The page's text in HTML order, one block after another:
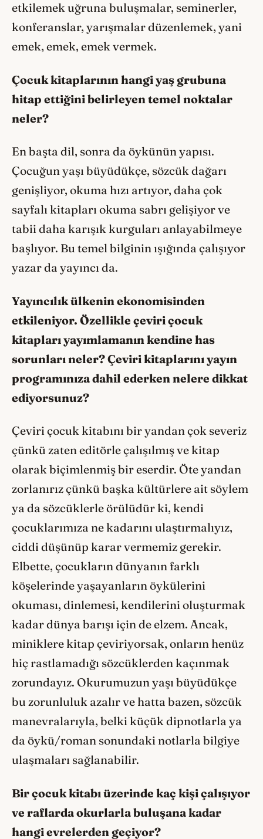
etkilemek uğruna buluşmalar, seminerler,
konferanslar, yarışmalar düzenlemek, yani
emek, emek, emek vermek.
Çocuk kitaplarının hangi yaş grubuna
hitap ettiğini belirleyen temel noktalar
neler?
En başta dil, sonra da öykünün yapısı.
Çocuğun yaşı büyüdükçe, sözcük dağarı
genişliyor, okuma hızı artıyor, daha çok
sayfalı kitapları okuma sabrı gelişiyor ve
tabii daha karışık kurguları anlayabilmeye
başlıyor. Bu temel bilginin ışığında çalışıyor
yazar da yayıncı da.
Yayıncılık ülkenin ekonomisinden
etkileniyor. Özellikle çeviri çocuk
kitapları yayımlamanın kendine has
sorunları neler? Çeviri kitaplarını yayın
programınıza dahil ederken nelere dikkat
ediyorsunuz?
Çeviri çocuk kitabını bir yandan çok severiz
çünkü zaten editörle çalışılmış ve kitap
olarak biçimlenmiş bir eserdir. Öte yandan
zorlanırız çünkü başka kültürlere ait söylem
ya da sözcüklerle örülüdür ki, kendi
çocuklarımıza ne kadarını ulaştırmalıyız,
ciddi düşünüp karar vermemiz gerekir.
Elbette, çocukların dünyanın farklı
köşelerinde yaşayanların öykülerini
okuması, dinlemesi, kendilerini oluşturmak
kadar dünya barışı için de elzem. Ancak,
miniklere kitap çeviriyorsak, onların henüz
hiç rastlamadığı sözcüklerden kaçınmak
zorundayız. Okurumuzun yaşı büyüdükçe
bu zorunluluk azalır ve hatta bazen, sözcük
manevralarıyla, belki küçük dipnotlarla ya
da öykü/roman sonundaki notlarla bilgiye
ulaşmaları sağlanabilir.
Bir çocuk kitabı üzerinde kaç kişi çalışıyor
ve raflarda okurlarla buluşana kadar
hangi evrelerden geçiyor?